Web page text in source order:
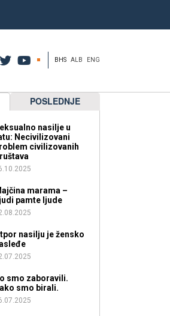
BHS ALB ENG
POSLEDNJE
nasilje u
Necivilizovani
civilizovanih
marama –
pamte ljude
nasilju je žensko
smo zaboravili.
smo birali.